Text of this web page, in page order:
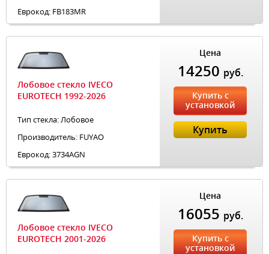
Еврокод: FB183MR
Лобовое стекло IVECO
EUROTECH 1992-2026
Тип стекла: Лобовое
Производитель: FUYAO
Еврокод: 3734AGN
Цена
14250 руб.
Купить с
установкой
Купить
Лобовое стекло IVECO
EUROTECH 2001-2026
Цена
16055 руб.
Купить с
установкой